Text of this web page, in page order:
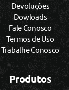
Devoluções
Dowloads
Fale Conosco
Termos de Uso
Trabalhe Conosco
Produtos